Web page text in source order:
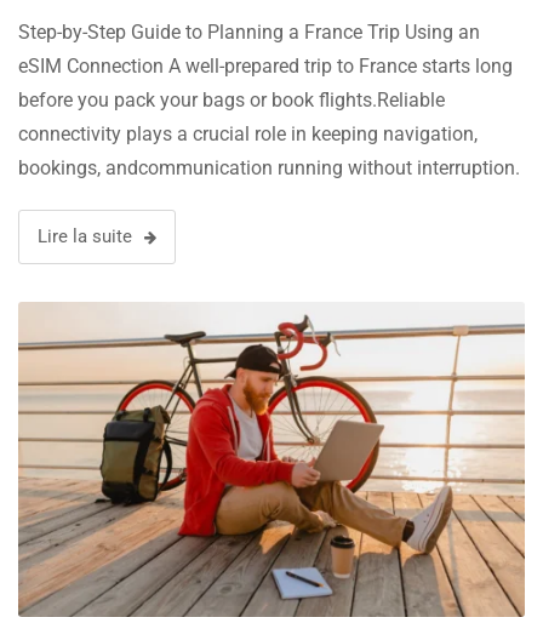
Step-by-Step Guide to Planning a France Trip Using an
eSIM Connection A well-prepared trip to France starts long
before you pack your bags or book flights.Reliable
connectivity plays a crucial role in keeping navigation,
bookings, andcommunication running without interruption.
arranged itinerary can fall apart at critical moments.A …
Lire la suite